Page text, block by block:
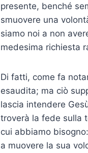
presente, benché
smuovere una
siamo noi a non
medesima richiesta
Di fatti, come fa
esaudita; ma ciò
lascia intendere
troverà la fede sulla
cui abbiamo
a muovere la sua